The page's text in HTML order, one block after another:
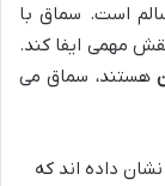
است. سماق با
مهمی ایفا کند.
هستند، سماق می
داده اند که